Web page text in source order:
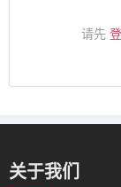
请先
关于我们